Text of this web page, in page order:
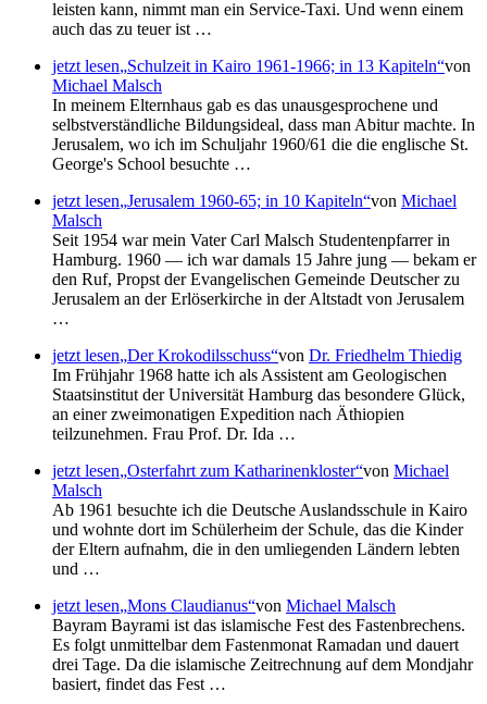
leisten kann, nimmt man ein Service-Taxi. Und wenn einem
auch das zu teuer ist …
jetzt lesen Schulzeit in Kairo 1961-1966; in 13 Kapiteln von
Michael Malsch
In meinem Elternhaus gab es das unausgesprochene und
selbstverständliche Bildungsideal, dass man Abitur machte. In
Jerusalem, wo ich im Schuljahr 1960/61 die die englische St.
George's School besuchte …
jetzt lesen Jerusalem 1960-65; in 10 Kapiteln von Michael
Malsch
Seit 1954 war mein Vater Carl Malsch Studentenpfarrer in
Hamburg. 1960 — ich war damals 15 Jahre jung — bekam er
den Ruf, Propst der Evangelischen Gemeinde Deutscher zu
Jerusalem an der Erlöserkirche in der Altstadt von Jerusalem
…
jetzt lesen Der Krokodilsschuss von Dr. Friedhelm Thiedig
Im Frühjahr 1968 hatte ich als Assistent am Geologischen
Staatsinstitut der Universität Hamburg das besondere Glück,
an einer zweimonatigen Expedition nach Äthiopien
teilzunehmen. Frau Prof. Dr. Ida …
jetzt lesen Osterfahrt zum Katharinenkloster von Michael
Malsch
Ab 1961 besuchte ich die Deutsche Auslandsschule in Kairo
und wohnte dort im Schülerheim der Schule, das die Kinder
der Eltern aufnahm, die in den umliegenden Ländern lebten
und …
jetzt lesen Mons Claudianus von Michael Malsch
Bayram Bayrami ist das islamische Fest des Fastenbrechens.
Es folgt unmittelbar dem Fastenmonat Ramadan und dauert
drei Tage. Da die islamische Zeitrechnung auf dem Mondjahr
basiert, findet das Fest …